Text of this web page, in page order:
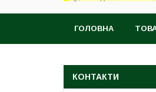
ГОЛОВНА
КОНТАКТИ